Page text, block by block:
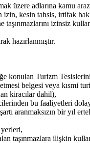
adlarına kamu
kesin tahsis, irtifak
izinsiz
hazırlanmıştır.
konulan Turizm
belgesi veya kısmi
kiracılar dahil),
bu faaliyetleri
aranmaksızın bir yıl
taşınmazlara ilişkin